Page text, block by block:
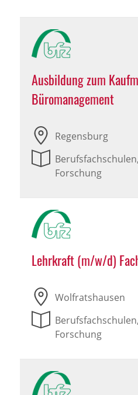
Ausbildung zum
Büromanagement
Regensburg
Forschung
Lehrkraft (m/w/d)
Wolfratshausen
Forschung